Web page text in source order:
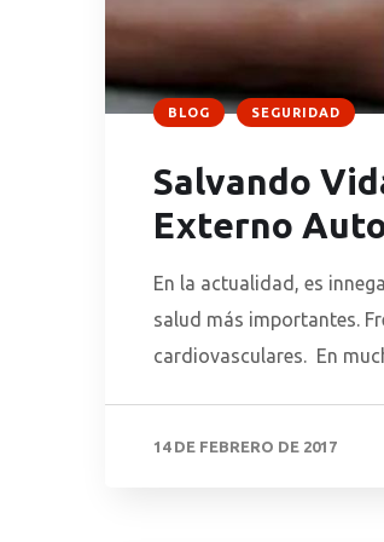
BLOG SEGURIDAD
Salvando
Externo
En la actualidad, es
salud más importantes.
cardiovasculares. En
14 DE FEBRERO DE 2017